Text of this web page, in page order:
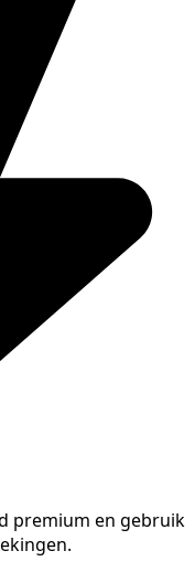
premium en gebruik